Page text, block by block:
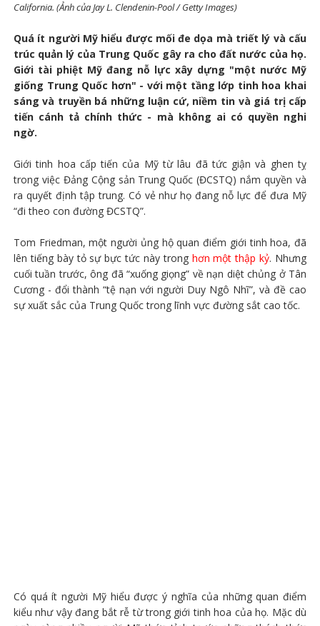
California. (Ảnh của Jay L. Clendenin-Pool / Getty Images)
Quá ít người Mỹ hiểu được mối đe dọa mà triết lý và cấu
trúc quản lý của Trung Quốc gây ra cho đất nước của họ.
Giới tài phiệt Mỹ đang nỗ lực xây dựng "một nước Mỹ
giống Trung Quốc hơn" - với một tầng lớp tinh hoa khai
sáng và truyền bá những luận cứ, niềm tin và giá trị cấp
tiến cánh tả chính thức - mà không ai có quyền nghi
ngờ.
Giới tinh hoa cấp tiến của Mỹ từ lâu đã tức giận và ghen tỵ
trong việc Đảng Cộng sản Trung Quốc (ĐCSTQ) nắm quyền và
ra quyết định tập trung. Có vẻ như họ đang nỗ lực để đưa Mỹ
“đi theo con đường ĐCSTQ”.
Tom Friedman, một người ủng hộ quan điểm giới tinh hoa, đã
lên tiếng bày tỏ sự bực tức này trong hơn một thập kỷ. Nhưng
cuối tuần trước, ông đã “xuống giọng” về nạn diệt chủng ở Tân
Cương - đổi thành “tệ nạn với người Duy Ngô Nhĩ”, và đề cao
sự xuất sắc của Trung Quốc trong lĩnh vực đường sắt cao tốc.
Có quá ít người Mỹ hiểu được ý nghĩa của những quan điểm
kiểu như vậy đang bắt rễ từ trong giới tinh hoa của họ. Mặc dù